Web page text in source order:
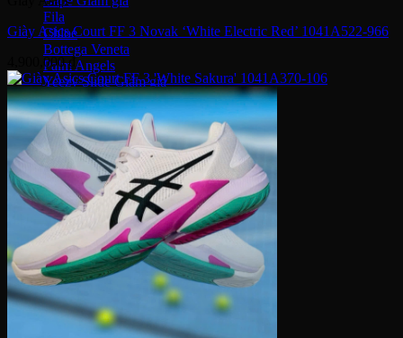
Fila
Chloe
Bottega Veneta
Palm Angels
Yeezy Slide
Adidas
Adilette Slides
Dép Louis Vuitton
Dép Fear Of God
Dr. Martens
Nike
Dép Air Max
Crocs
Vans
MLB
Bottega Veneta
Gucci
Versace
Prada
Burberry
Giày Asics Court FF 3 Novak ‘White Electric Red’ 1041A522-966
4,900,000₫